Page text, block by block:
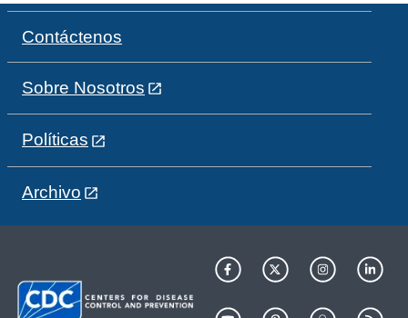
Contáctenos
Sobre Nosotros
Políticas
Archivo